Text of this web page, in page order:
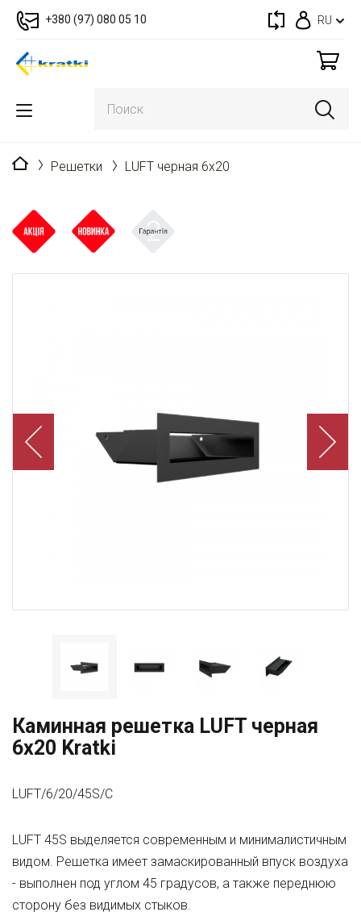
+380 (97) 080 05 10 RU
Главная
Решетки LUFT черная 6x20
Каминная решетка LUFT черная
6x20 Kratki
LUFT/6/20/45S/C
LUFT 45S выделяется современным и минималистичным
видом. Решетка имеет замаскированный впуск воздуха
- выполнен под углом 45 градусов, а также переднюю
сторону без видимых стыков.